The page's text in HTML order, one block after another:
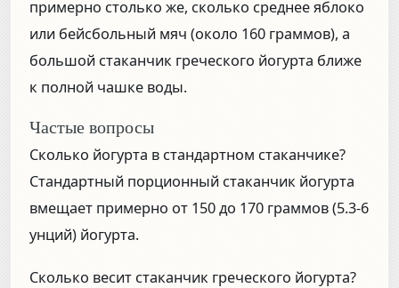
примерно столько же, сколько среднее яблоко
или бейсбольный мяч (около 160 граммов), а
большой стаканчик греческого йогурта ближе
к полной чашке воды.
Частые вопросы
Сколько йогурта в стандартном стаканчике?
Стандартный порционный стаканчик йогурта
вмещает примерно от 150 до 170 граммов (5.3-6
унций) йогурта.
Сколько весит стаканчик греческого йогурта?